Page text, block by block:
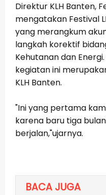
Direktur KLH Banten,
mengatakan Festival
yang merangkum
langkah korektif
Kehutanan dan Energi.
kegiatan ini
KLH Banten.
"Ini yang pertama
karena baru tiga bulan
berjalan,"ujarnya.
BACA JUGA